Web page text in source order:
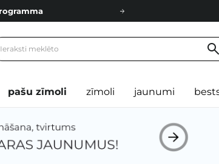
49,00 €
pašu zīmoli zīmoli jaunumi